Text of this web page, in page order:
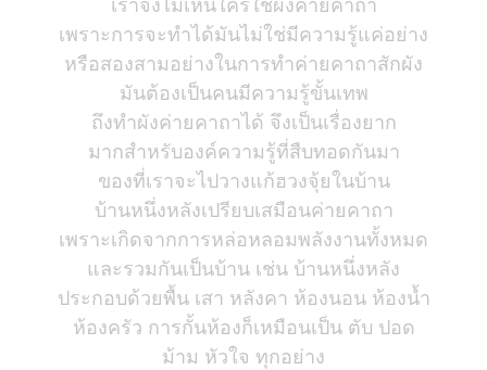
เพราะการจะทำได้มันไม่ใช่มีความรู้แค่อย่าง
หรือสองสามอย่างในการทำค่ายคาถาสักผัง
มันต้องเป็นคนมีความรู้ขั้นเทพ
ถึงทำผังค่ายคาถาได้ จึงเป็นเรื่องยาก
มากสำหรับองค์ความรู้ที่สืบทอดกันมา
ของที่เราจะไปวางแก้ฮวงจุ้ยในบ้าน
บ้านหนึ่งหลังเปรียบเสมือนค่ายคาถา
เพราะเกิดจากการหล่อหลอมพลังงานทั้งหมด
และรวมกันเป็นบ้าน เช่น บ้านหนึ่งหลัง
ประกอบด้วยพื้น เสา หลังคา ห้องนอน ห้องน้ำ
ห้องครัว การกั้นห้องก็เหมือนเป็น ตับ ปอด
ม้าม หัวใจ ทุกอย่าง